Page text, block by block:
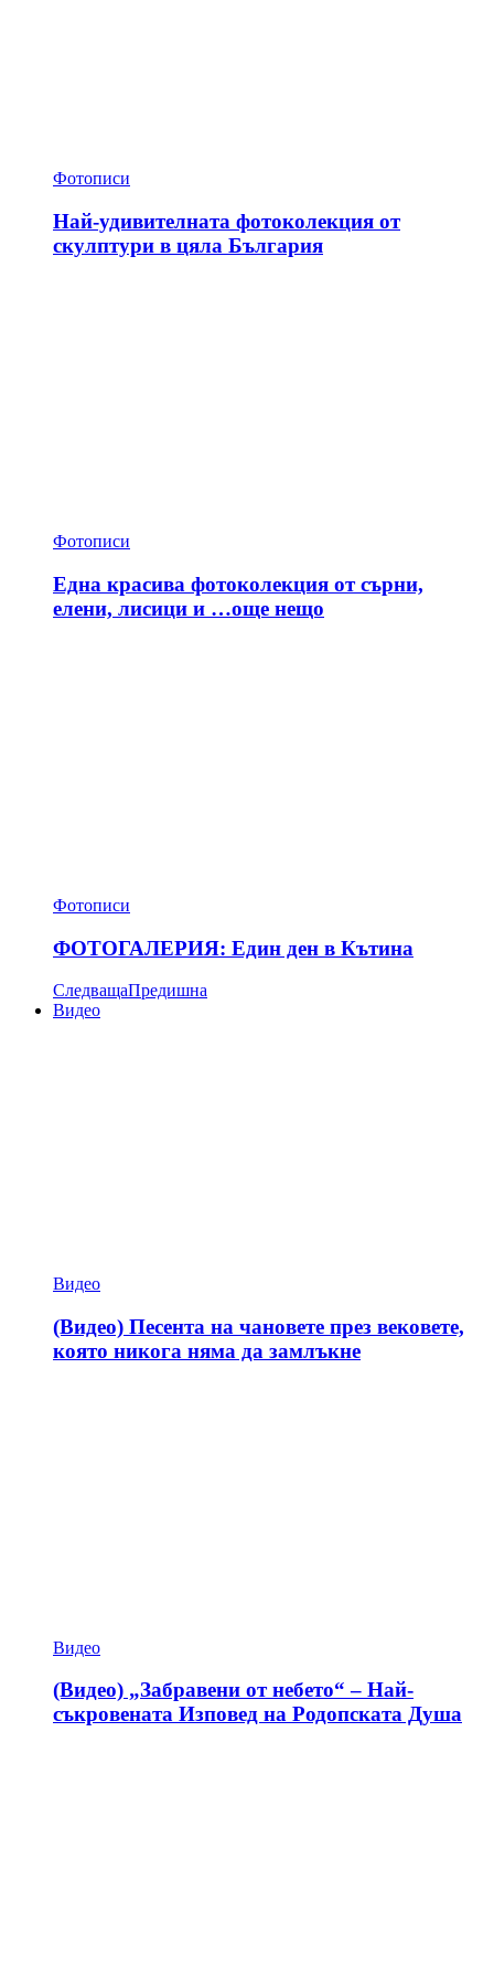
Фотописи
Най-удивителната фотоколекция от
скулптури в цяла България
Фотописи
Една красива фотоколекция от сърни,
елени, лисици и …още нещо
Фотописи
ФОТОГАЛЕРИЯ: Един ден в Кътина
СледващаПредишна
Видео
Видео
(Видео) Песента на чановете през вековете,
която никога няма да замлъкне
Видео
(Видео) „Забравени от небето“ – Най-
съкровената Изповед на Родопската Душа